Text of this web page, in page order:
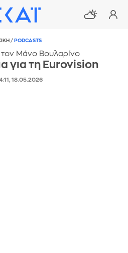
/ PODCASTS
τον Μάνο Βουλαρίνο
για τη Eurovision
18.05.2026